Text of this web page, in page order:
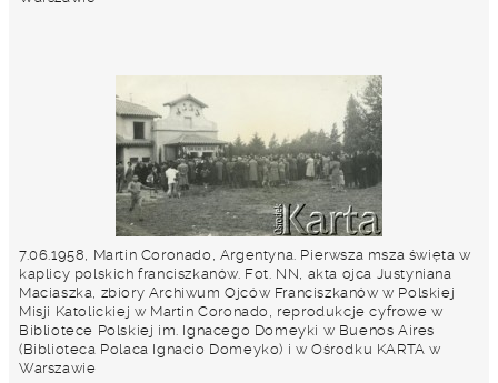
7.06.1958, Martin Coronado, Argentyna. Pierwsza msza święta w
kaplicy polskich franciszkanów. Fot. NN, akta ojca Justyniana
Maciaszka, zbiory Archiwum Ojców Franciszkanów w Polskiej
Misji Katolickiej w Martin Coronado, reprodukcje cyfrowe w
Bibliotece Polskiej im. Ignacego Domeyki w Buenos Aires
(Biblioteca Polaca Ignacio Domeyko) i w Ośrodku KARTA w
Warszawie